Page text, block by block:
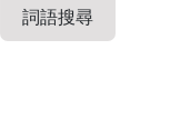
詞語搜尋